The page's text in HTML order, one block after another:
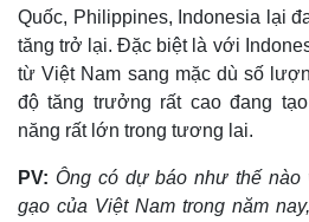
Quốc, Philippines, Indonesia lại
tăng trở lại. Đặc biệt là với
từ Việt Nam sang mặc dù số
độ tăng trưởng rất cao đang
năng rất lớn trong tương lai.
PV: Ông có dự báo như thế nào
gạo của Việt Nam trong năm